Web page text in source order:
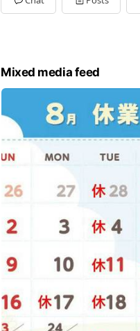
WedClosed
Mixed media feed